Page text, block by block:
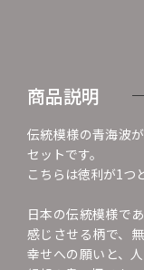
商品説明
伝統模様の青海波
セットです。
こちらは徳利が1つ
日本の伝統模様で
感じさせる柄で、
幸せへの願いと、